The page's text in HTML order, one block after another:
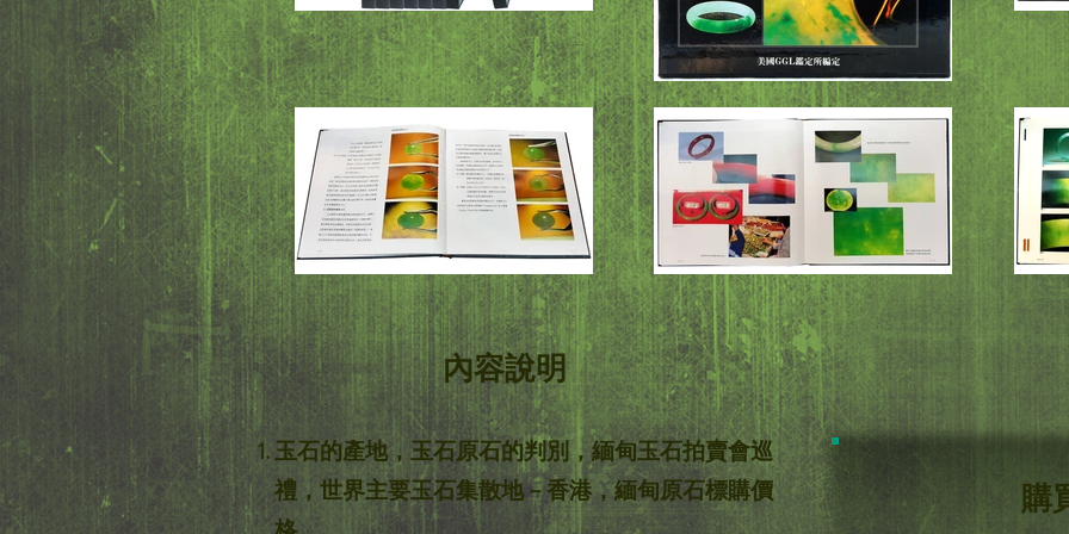
內容說明
玉石的產地，玉石原石的判別，緬甸玉石拍賣會巡
禮，世界主要玉石集散地－香港，緬甸原石標購價
購